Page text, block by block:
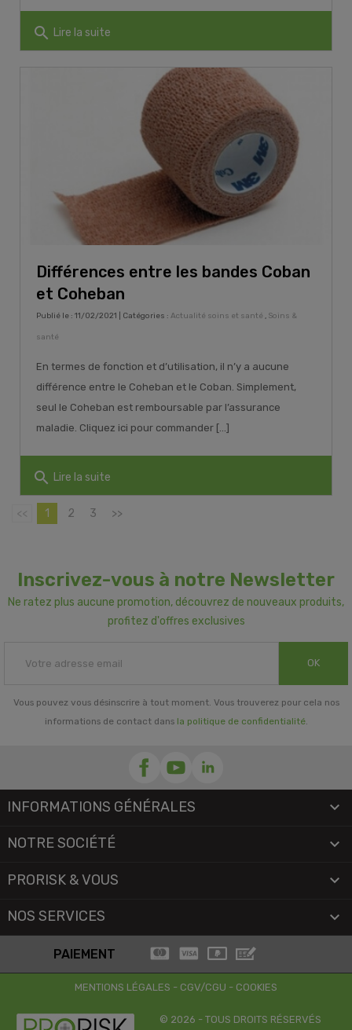
search Lire la suite
Différences entre les bandes Coban
et Coheban
Publié le : 11/02/2021 | Catégories : Actualité soins et santé , Soins &
santé
En termes de fonction et d’utilisation, il n’y a aucune
différence entre le Coheban et le Coban. Simplement,
seul le Coheban est remboursable par l’assurance
maladie. Cliquez ici pour commander [...]
search Lire la suite
<< 1 2 3 >>
Inscrivez-vous à notre Newsletter
Ne ratez plus aucune promotion, découvrez de nouveaux produits,
profitez d'offres exclusives
OK
Vous pouvez vous désinscrire à tout moment. Vous trouverez pour cela nos
informations de contact dans la politique de confidentialité.
INFORMATIONS GÉNÉRALES 
NOTRE SOCIÉTÉ 
PRORISK & VOUS 
NOS SERVICES 
PAIEMENT
MENTIONS LÉGALES - CGV/CGU - COOKIES
© 2026 - TOUS DROITS RÉSERVÉS